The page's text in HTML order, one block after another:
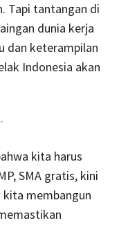
Tapi tantangan di
dunia kerja
dan keterampilan
Indonesia akan
kita harus
SMA gratis, kini
membangun